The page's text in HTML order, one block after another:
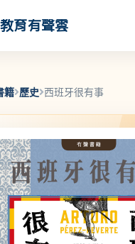
育有聲雲
籍 歷史 西班牙很有事